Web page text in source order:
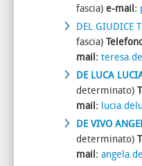
fascia) e-mail:
DEL GIUDICE
fascia)
mail:
DE LUCA
determinato)
mail:
DE VIVO
determinato)
mail: